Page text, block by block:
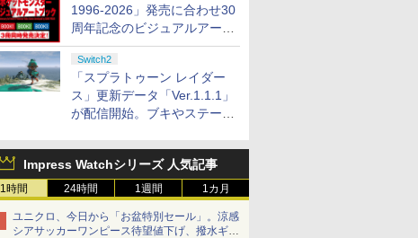
1996-2026」発売に合わせ30
周年記念のビジュアルアート
ブック3冊同時発売が決定
Switch2
「スプラトゥーン レイダー
ス」更新データ「Ver.1.1.1」
が配信開始。ブキやステージ
Impress Watchシリーズ 人気記事
1時間 24時間 1週間 1カ月
ユニクロ、今日から「お盆特別セール」。涼感
シアサッカーワンピース待望値下げ、撥水ギア